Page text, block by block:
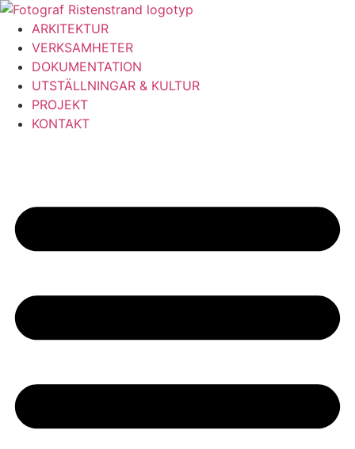
Hoppa
innehåll
ARKITEKTUR
VERKSAMHETER
DOKUMENTATION
UTSTÄLLNINGAR & KULTUR
PROJEKT
KONTAKT